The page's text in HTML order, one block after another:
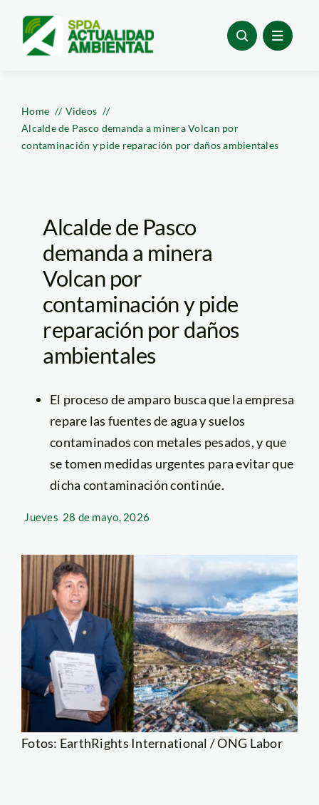
content
Home
Videos
Alcalde de Pasco demanda a minera Volcan por
contaminación y pide reparación por daños ambientales
Alcalde de Pasco
demanda a minera
Volcan por
contaminación y pide
reparación por daños
ambientales
El proceso de amparo busca que la empresa
repare las fuentes de agua y suelos
contaminados con metales pesados, y que
se tomen medidas urgentes para evitar que
dicha contaminación continúe.
Jueves 28 de mayo, 2026
Fotos: EarthRights International / ONG Labor